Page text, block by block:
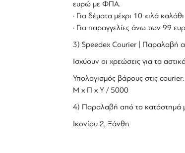
ευρώ με ΦΠΑ.
· Για δέματα μέχρι 10 κιλά
· Για παραγγελίες άνω των 99
3) Speedex Courier | Παραλαβή
Ισχύουν οι χρεώσεις για τα
Υπολογισμός βάρους στις courier:
Μ x Π x Y / 5000
4) Παραλαβή από το κατάστημά
Ικονίου 2, Ξάνθη